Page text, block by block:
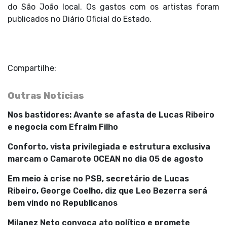
do São João local. Os gastos com os artistas foram
publicados no Diário Oficial do Estado.
Compartilhe:
Outras Notícias
Nos bastidores: Avante se afasta de Lucas Ribeiro
e negocia com Efraim Filho
Conforto, vista privilegiada e estrutura exclusiva
marcam o Camarote OCEAN no dia 05 de agosto
Em meio à crise no PSB, secretário de Lucas
Ribeiro, George Coelho, diz que Leo Bezerra será
bem vindo no Republicanos
Milanez Neto convoca ato político e promete